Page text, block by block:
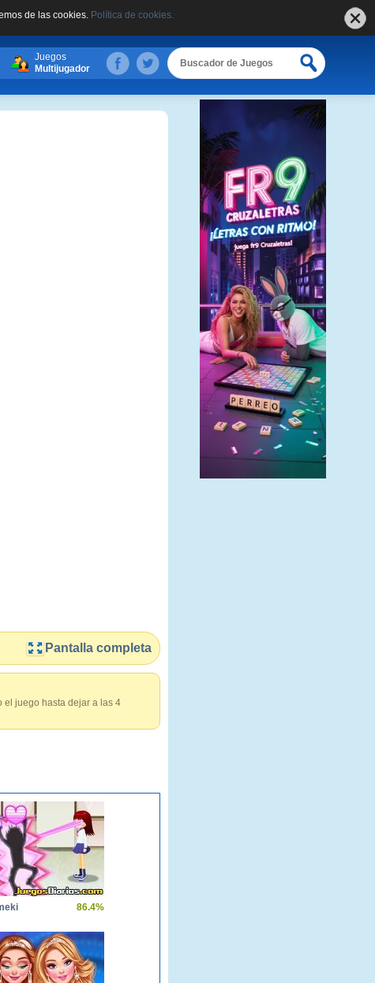
de las cookies. Política de cookies.
Juegos
Multijugador
Pantalla completa
el juego hasta dejar a las 4
86.4%